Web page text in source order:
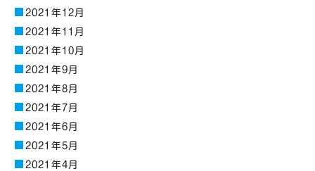
2021年12月
2021年11月
2021年10月
2021年9月
2021年8月
2021年7月
2021年6月
2021年5月
2021年4月